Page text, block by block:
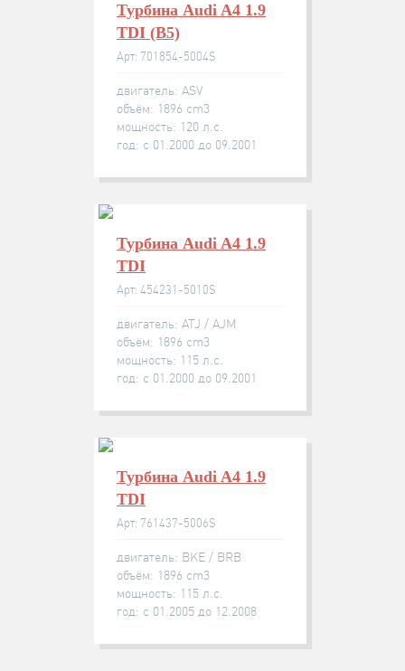
Турбина Audi A4 1.9
TDI (B5)
Арт: 701854-5004S
двигатель: ASV
объём: 1896 cm3
мощность: 120 л.с.
год: с 01.2000 до 09.2001
Турбина Audi A4 1.9
TDI
Арт: 454231-5010S
двигатель: ATJ / AJM
объём: 1896 cm3
мощность: 115 л.с.
год: с 01.2000 до 09.2001
Турбина Audi A4 1.9
TDI
Арт: 761437-5006S
двигатель: BKE / BRB
объём: 1896 cm3
мощность: 115 л.с.
год: с 01.2005 до 12.2008